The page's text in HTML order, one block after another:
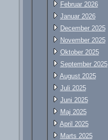
Februar 2026
Januar 2026
December 2025
November 2025
Oktober 2025
September 2025
August 2025
Juli 2025
Juni 2025
Maj 2025
April 2025
Marts 2025